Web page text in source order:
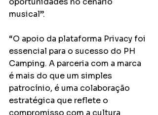
musical”.
“O apoio da plataforma Privacy foi
essencial para o sucesso do PH
Camping. A parceria com a marca
é mais do que um simples
patrocínio, é uma colaboração
estratégica que reflete o
compromisso com a cultura